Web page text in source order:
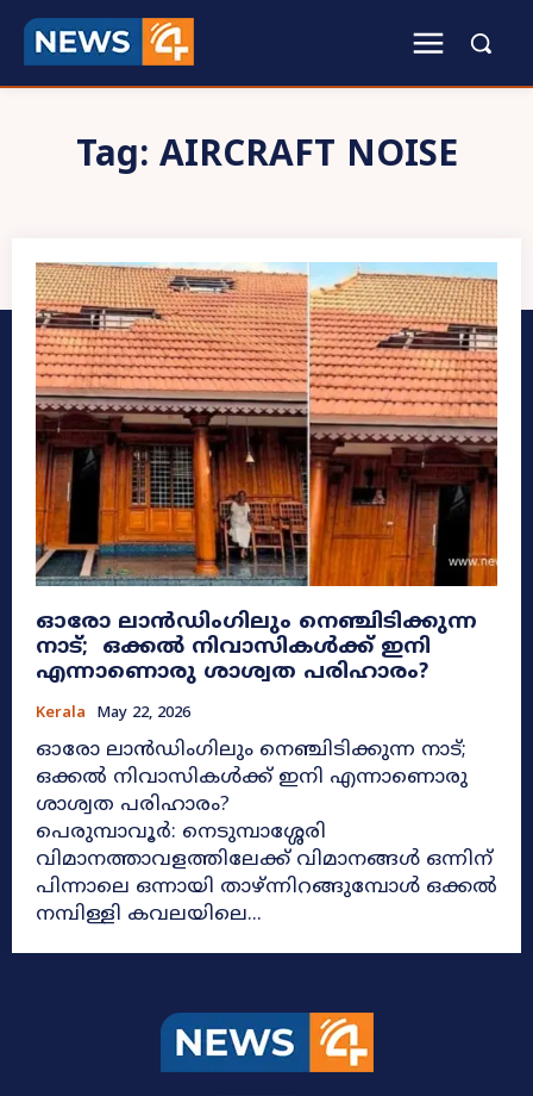
Tag: AIRCRAFT NOISE
ഓരോ ലാൻഡിംഗിലും നെഞ്ചിടിക്കുന്ന
നാട്; ഒക്കൽ നിവാസികൾക്ക് ഇനി
എന്നാണൊരു ശാശ്വത പരിഹാരം?
Kerala May 22, 2026
ഓരോ ലാൻഡിംഗിലും നെഞ്ചിടിക്കുന്ന നാട്;
ഒക്കൽ നിവാസികൾക്ക് ഇനി എന്നാണൊരു
ശാശ്വത പരിഹാരം?
പെരുമ്പാവൂർ: നെടുമ്പാശ്ശേരി
വിമാനത്താവളത്തിലേക്ക് വിമാനങ്ങൾ ഒന്നിന്
പിന്നാലെ ഒന്നായി താഴ്ന്നിറങ്ങുമ്പോൾ ഒക്കൽ
നമ്പിള്ളി കവലയിലെ...